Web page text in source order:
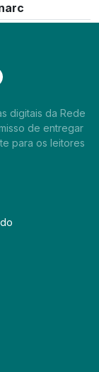
digitais da Rede
de entregar
para os leitores